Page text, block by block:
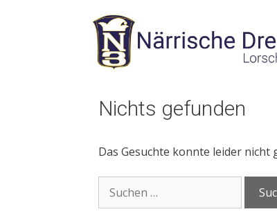
Nichts gefunden
Das Gesuchte konnte leider
nach: